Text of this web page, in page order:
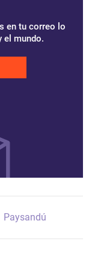
en tu correo lo
el mundo.
Paysandú